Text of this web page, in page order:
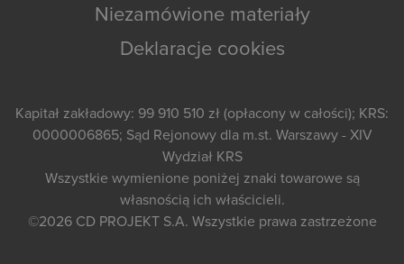
Niezamówione materiały
Deklaracje cookies
Kapitał zakładowy: 99 910 510 zł (opłacony w całości); KRS:
0000006865; Sąd Rejonowy dla m.st. Warszawy - XIV
Wydział KRS
Wszystkie wymienione poniżej znaki towarowe są
własnością ich właścicieli.
©2026 CD PROJEKT S.A. Wszystkie prawa zastrzeżone